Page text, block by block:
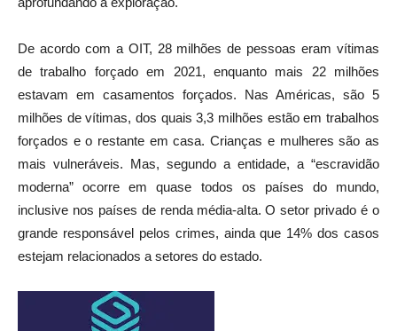
De acordo com a OIT, 28 milhões de pessoas eram vítimas
de trabalho forçado em 2021, enquanto mais 22 milhões
estavam em casamentos forçados. Nas Américas, são 5
milhões de vítimas, dos quais 3,3 milhões estão em trabalhos
forçados e o restante em casa. Crianças e mulheres são as
mais vulneráveis. Mas, segundo a entidade, a “escravidão
moderna” ocorre em quase todos os países do mundo,
inclusive nos países de renda média-alta. O setor privado é o
grande responsável pelos crimes, ainda que 14% dos casos
estejam relacionados a setores do estado.